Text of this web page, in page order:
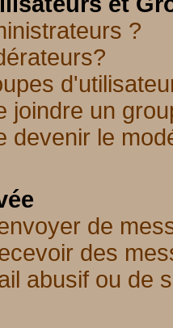
?
joindre un
devenir le
de
des
abusif ou de